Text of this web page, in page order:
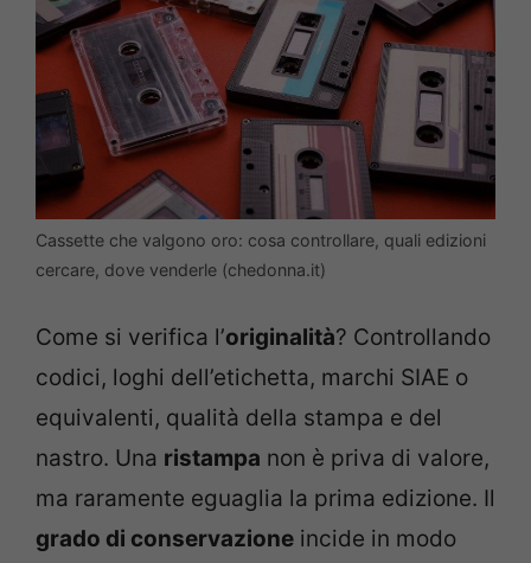
Cassette che valgono oro: cosa controllare, quali edizioni
cercare, dove venderle (chedonna.it)
Come si verifica l’originalità? Controllando
codici, loghi dell’etichetta, marchi SIAE o
equivalenti, qualità della stampa e del
nastro. Una ristampa non è priva di valore,
ma raramente eguaglia la prima edizione. Il
grado di conservazione incide in modo